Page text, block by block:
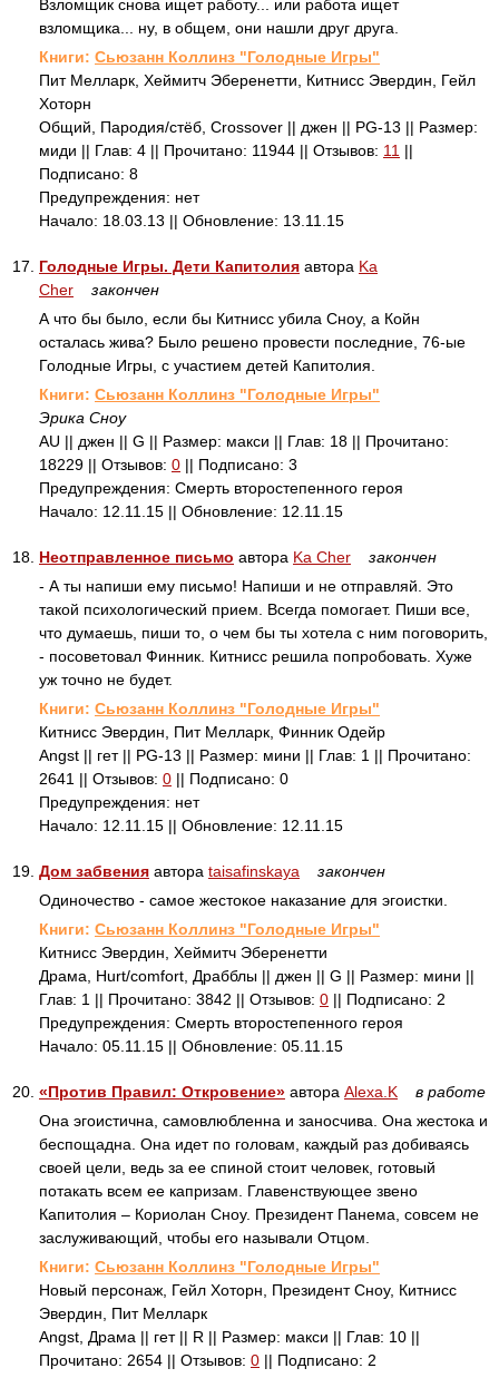
Взломщик снова ищет работу... или работа ищет
взломщика... ну, в общем, они нашли друг друга.
Книги: Сьюзанн Коллинз "Голодные Игры"
Пит Мелларк, Хеймитч Эберенетти, Китнисс Эвердин, Гейл
Хоторн
Общий, Пародия/стёб, Crossover || джен || PG-13 || Размер:
миди || Глав: 4 || Прочитано: 11944 || Отзывов: 11 ||
Подписано: 8
Предупреждения: нет
Начало: 18.03.13 || Обновление: 13.11.15
17. Голодные Игры. Дети Капитолия автора Ka
Cher
закончен
А что бы было, если бы Китнисс убила Сноу, а Койн
осталась жива? Было решено провести последние, 76-ые
Голодные Игры, с участием детей Капитолия.
Книги: Сьюзанн Коллинз "Голодные Игры"
Эрика Сноу
AU || джен || G || Размер: макси || Глав: 18 || Прочитано:
18229 || Отзывов: 0 || Подписано: 3
Предупреждения: Смерть второстепенного героя
Начало: 12.11.15 || Обновление: 12.11.15
18. Неотправленное письмо автора Ka Cher
закончен
- А ты напиши ему письмо! Напиши и не отправляй. Это
такой психологический прием. Всегда помогает. Пиши все,
что думаешь, пиши то, о чем бы ты хотела с ним поговорить,
- посоветовал Финник. Китнисс решила попробовать. Хуже
уж точно не будет.
Книги: Сьюзанн Коллинз "Голодные Игры"
Китнисс Эвердин, Пит Мелларк, Финник Одейр
Angst || гет || PG-13 || Размер: мини || Глав: 1 || Прочитано:
2641 || Отзывов: 0 || Подписано: 0
Предупреждения: нет
Начало: 12.11.15 || Обновление: 12.11.15
19. Дом забвения автора taisafinskaya
закончен
Одиночество - самое жестокое наказание для эгоистки.
Книги: Сьюзанн Коллинз "Голодные Игры"
Китнисс Эвердин, Хеймитч Эберенетти
Драма, Hurt/comfort, Драбблы || джен || G || Размер: мини ||
Глав: 1 || Прочитано: 3842 || Отзывов: 0 || Подписано: 2
Предупреждения: Смерть второстепенного героя
Начало: 05.11.15 || Обновление: 05.11.15
20. «Против Правил: Откровение» автора Alexa.K
в работе
Она эгоистична, самовлюбленна и заносчива. Она жестока и
беспощадна. Она идет по головам, каждый раз добиваясь
своей цели, ведь за ее спиной стоит человек, готовый
потакать всем ее капризам. Главенствующее звено
Капитолия – Кориолан Сноу. Президент Панема, совсем не
заслуживающий, чтобы его называли Отцом.
Книги: Сьюзанн Коллинз "Голодные Игры"
Новый персонаж, Гейл Хоторн, Президент Сноу, Китнисс
Эвердин, Пит Мелларк
Angst, Драма || гет || R || Размер: макси || Глав: 10 ||
Прочитано: 2654 || Отзывов: 0 || Подписано: 2